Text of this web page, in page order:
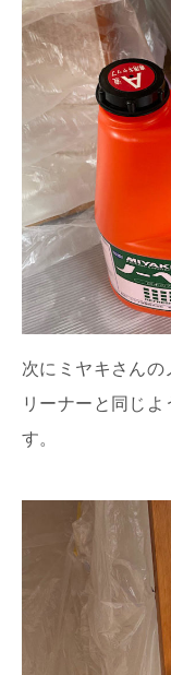
次にミヤキさんの
リーナーと同じ
す。